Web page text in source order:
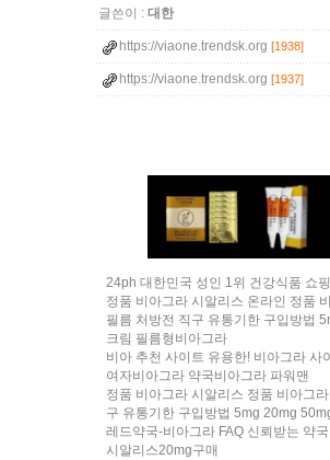
글쓴이 :대한
https://viaone.trendsk.org [1938]
https://viaone.trendsk.org [1937]
24ph 대한민국 성인 1위 건강식품 쇼
정품 비아그라 시알리스 온라인 정품
필름 처방전 직구 유통기한 구입방법
크림 필름형비아그라
비아 추천 사이트 유용한! 비아그라 사
여자비아그라 약국비아그라 파워맨
정품 비아그라 시알리스 정품 비아그
구 유통기한 구입방법 5mg 20mg
레드약국-비아그라 FAQ 신뢰받는 약
시알리스20mg구매